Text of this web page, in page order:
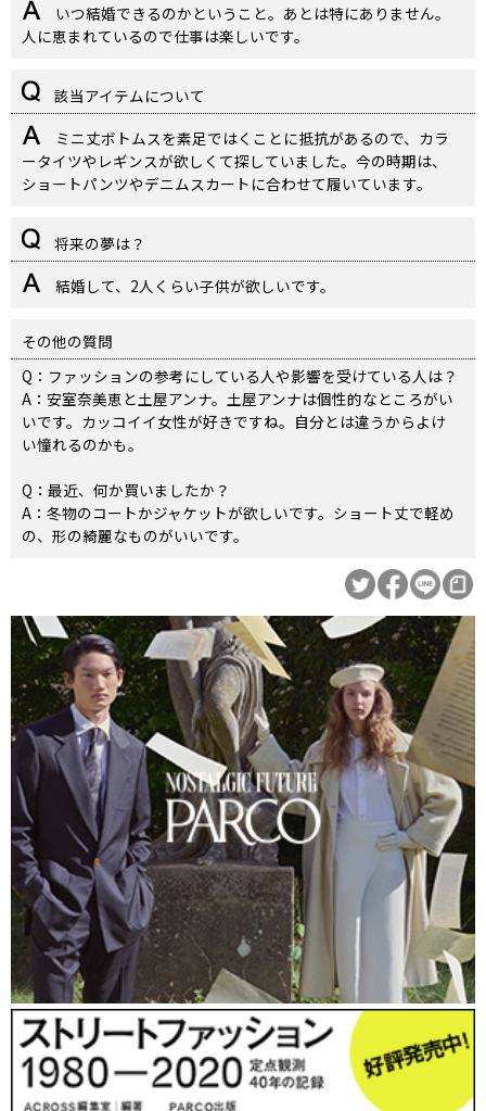
いつ結婚できるのかということ。あとは特にありません。
人に恵まれているので仕事は楽しいです。
該当アイテムについて
ミニ丈ボトムスを素足ではくことに抵抗があるので、カラ
ータイツやレギンスが欲しくて探していました。今の時期は、
ショートパンツやデニムスカートに合わせて履いています。
将来の夢は？
結婚して、2人くらい子供が欲しいです。
その他の質問
Q：ファッションの参考にしている人や影響を受けている人は？
A：安室奈美恵と土屋アンナ。土屋アンナは個性的なところがい
いです。カッコイイ女性が好きですね。自分とは違うからよけ
い憧れるのかも。
Q：最近、何か買いましたか？
A：冬物のコートかジャケットが欲しいです。ショート丈で軽め
の、形の綺麗なものがいいです。